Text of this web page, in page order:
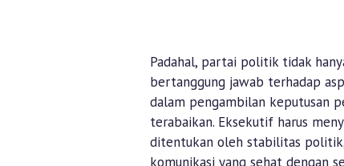
Padahal, partai politik tidak
bertanggung jawab terhadap
dalam pengambilan keputusan
terabaikan. Eksekutif harus
ditentukan oleh stabilitas
komunikasi yang sehat dengan